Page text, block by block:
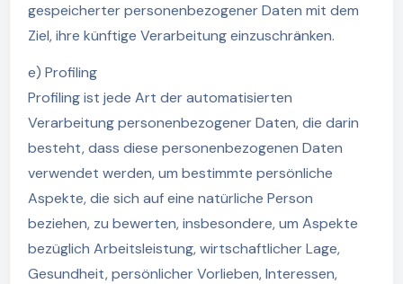
gespeicherter personenbezogener Daten mit dem
Ziel, ihre künftige Verarbeitung einzuschränken.
e) Profiling
Profiling ist jede Art der automatisierten
Verarbeitung personenbezogener Daten, die darin
besteht, dass diese personenbezogenen Daten
verwendet werden, um bestimmte persönliche
Aspekte, die sich auf eine natürliche Person
beziehen, zu bewerten, insbesondere, um Aspekte
bezüglich Arbeitsleistung, wirtschaftlicher Lage,
Gesundheit, persönlicher Vorlieben, Interessen,